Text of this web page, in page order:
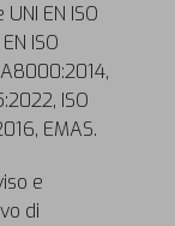
EN ISO
ISO
ISO
EMAS.
e
di